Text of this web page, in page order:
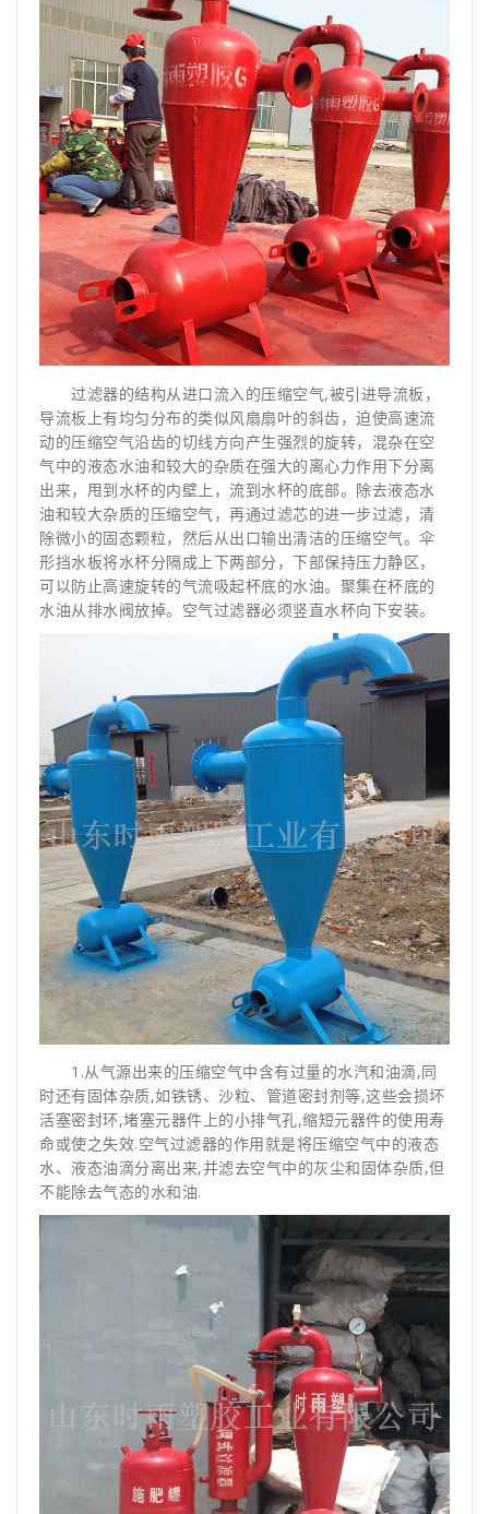
过滤器的结构从进口流入的压缩空气,被引进导流板，
导流板上有均匀分布的类似风扇扇叶的斜齿，迫使高速流
动的压缩空气沿齿的切线方向产生强烈的旋转，混杂在空
气中的液态水油和较大的杂质在强大的离心力作用下分离
出来，甩到水杯的内壁上，流到水杯的底部。除去液态水
油和较大杂质的压缩空气，再通过滤芯的进一步过滤，清
除微小的固态颗粒，然后从出口输出清洁的压缩空气。伞
形挡水板将水杯分隔成上下两部分，下部保持压力静区，
可以防止高速旋转的气流吸起杯底的水油。聚集在杯底的
水油从排水阀放掉。空气过滤器必须竖直水杯向下安装。
1.从气源出来的压缩空气中含有过量的水汽和油滴,同
时还有固体杂质,如铁锈、沙粒、管道密封剂等,这些会损坏
活塞密封环,堵塞元器件上的小排气孔,缩短元器件的使用寿
命或使之失效.空气过滤器的作用就是将压缩空气中的液态
水、液态油滴分离出来,并滤去空气中的灰尘和固体杂质,但
不能除去气态的水和油.